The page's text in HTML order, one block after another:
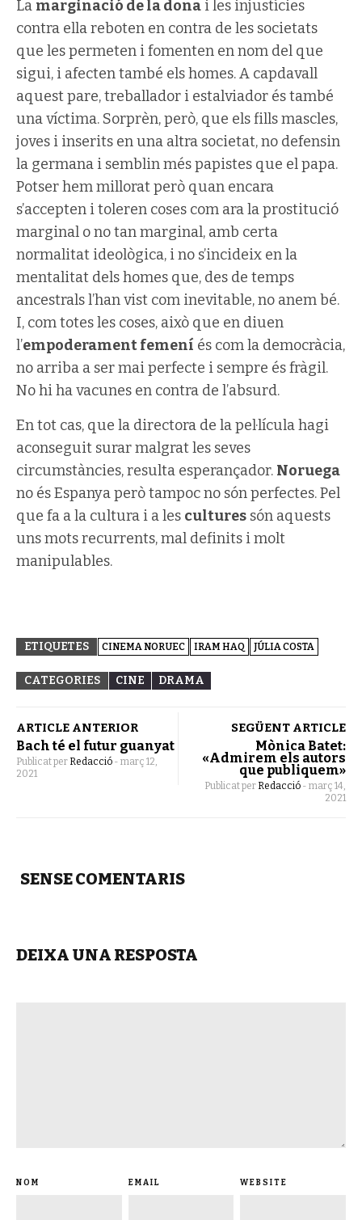
La marginació de la dona i les injustícies
contra ella reboten en contra de les societats
que les permeten i fomenten en nom del que
sigui, i afecten també els homes. A capdavall
aquest pare, treballador i estalviador és també
una víctima. Sorprèn, però, que els fills mascles,
joves i inserits en una altra societat, no defensin
la germana i semblin més papistes que el papa.
Potser hem millorat però quan encara
s’accepten i toleren coses com ara la prostitució
marginal o no tan marginal, amb certa
normalitat ideològica, i no s’incideix en la
mentalitat dels homes que, des de temps
ancestrals l’han vist com inevitable, no anem bé.
I, com totes les coses, això que en diuen
l’empoderament femení és com la democràcia,
no arriba a ser mai perfecte i sempre és fràgil.
No hi ha vacunes en contra de l’absurd.
En tot cas, que la directora de la pel·lícula hagi
aconseguit surar malgrat les seves
circumstàncies, resulta esperançador. Noruega
no és Espanya però tampoc no són perfectes. Pel
que fa a la cultura i a les cultures són aquests
uns mots recurrents, mal definits i molt
manipulables.
ETIQUETES CINEMA NORUEC IRAM HAQ JÚLIA COSTA
CATEGORIES CINE DRAMA
ARTICLE ANTERIOR
Bach té el futur guanyat
Publicat per Redacció - març 12,
2021
SEGÜENT ARTICLE
Mònica Batet:
«Admirem els autors
que publiquem»
Publicat per Redacció - març 14,
2021
SENSE COMENTARIS
DEIXA UNA RESPOSTA
NOM EMAIL WEBSITE